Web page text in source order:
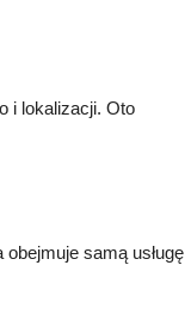
i lokalizacji. Oto
samą usługę